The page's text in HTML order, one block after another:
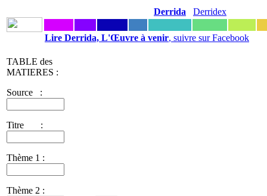
Derrida Derridex
Lire Derrida, L'Œuvre à venir, suivre sur Facebook
TABLE des
MATIERES :
Source :
Titre :
Thème 1 :
Thème 2 :